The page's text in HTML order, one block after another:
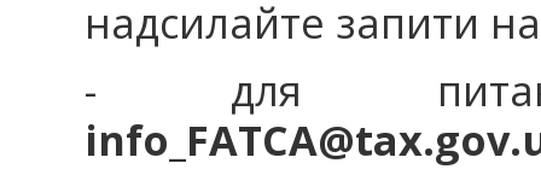
надсилайте запити
- для